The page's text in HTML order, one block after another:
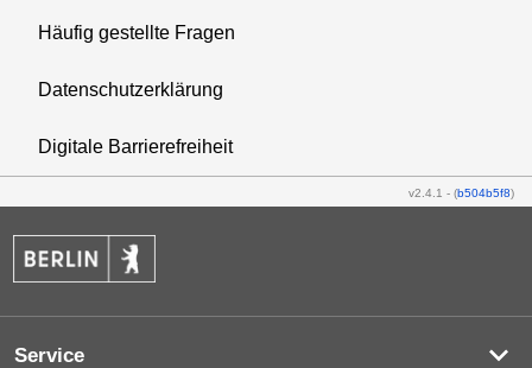
v2.4.1 -(b504b5f8)
Häufig gestellte Fragen
Datenschutzerklärung
Digitale Barrierefreiheit
Service